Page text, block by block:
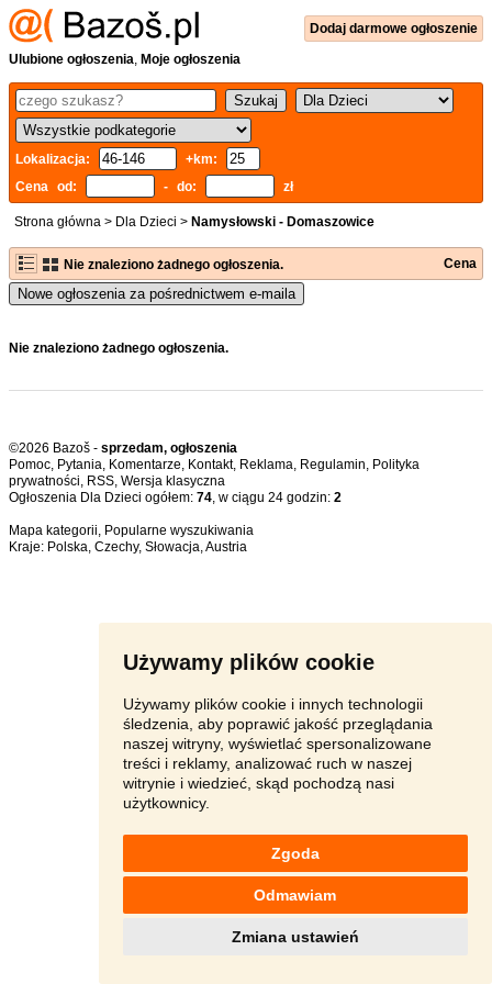
Używamy plików cookie
Używamy plików cookie i innych technologii
śledzenia, aby poprawić jakość przeglądania
naszej witryny, wyświetlać spersonalizowane
treści i reklamy, analizować ruch w naszej
witrynie i wiedzieć, skąd pochodzą nasi
użytkownicy.
Zgoda
Odmawiam
Zmiana ustawień
Dodaj darmowe ogłoszenie
Ulubione ogłoszenia, Moje ogłoszenia
Lokalizacja:
+km:
Cena od:
- do: zł
Strona główna > Dla Dzieci > Namysłowski - Domaszowice
Nie znaleziono żadnego ogłoszenia. Cena
Nowe ogłoszenia za pośrednictwem e-maila
Nie znaleziono żadnego ogłoszenia.
©2026 Bazoš - sprzedam, ogłoszenia
Pomoc, Pytania, Komentarze, Kontakt, Reklama, Regulamin, Polityka
prywatności, RSS,
Ogłoszenia Dla Dzieci ogółem: 74, w ciągu 24 godzin: 2
Mapa kategorii, Popularne wyszukiwania
Kraje: Polska, Czechy, Słowacja,Austria